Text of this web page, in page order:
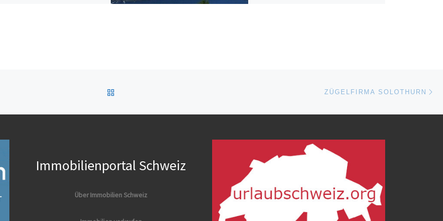
ZÜGELFIRMA SOLOTHURN
Immobilienportal Schweiz
Über Immobilien Schweiz